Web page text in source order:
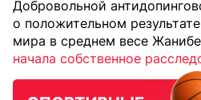
Добровольной
о положительном
мира в среднем весе
начала собственное